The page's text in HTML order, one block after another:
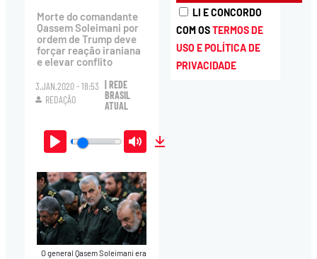
Morte do comandante
Qassem Soleimani por
ordem de Trump deve
forçar reação iraniana
e elevar conflito
3.JAN.2020 - 18:53
REDAÇÃO
| REDE
BRASIL
ATUAL
Play Mute
O general Qasem Soleimani era
LI E CONCORDO
COM OSTERMOS DE
USO E POLÍTICA DE
PRIVACIDADE